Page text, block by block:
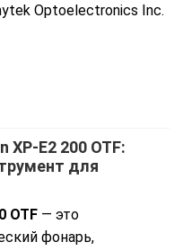
Optoelectronics Inc.
E2 200 OTF:
для
OTF — это
фонарь,